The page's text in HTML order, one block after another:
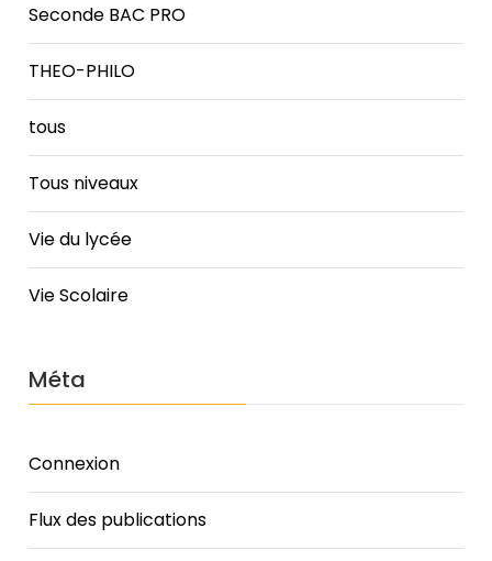
Seconde BAC PRO
THEO-PHILO
tous
Tous niveaux
Vie du lycée
Vie Scolaire
Méta
Connexion
Flux des publications